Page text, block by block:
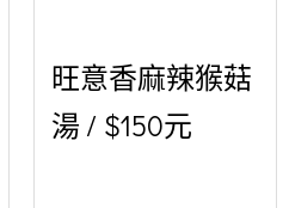
旺意香麻辣猴菇
湯 / $150元